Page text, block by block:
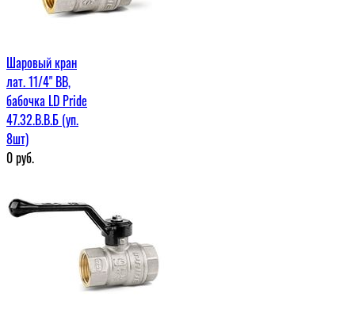
Шаровый кран
лат. 11/4" ВВ,
бабочка LD Pride
47.32.В.В.Б (уп.
8шт)
0руб.